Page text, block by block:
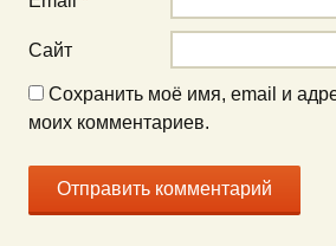
Сайт
Сохранить моё имя, email и
моих комментариев.